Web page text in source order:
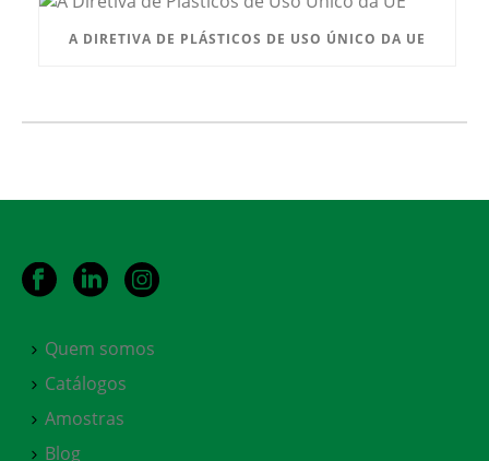
A DIRETIVA DE PLÁSTICOS DE USO ÚNICO DA UE
Quem somos
Catálogos
Amostras
Blog